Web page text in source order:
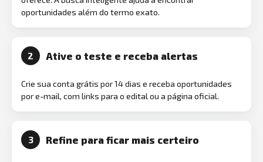
oportunidades além do termo exato.
2 Ative o teste e receba alertas
Crie sua conta grátis por 14 dias e receba oportunidades
por e-mail, com links para o edital ou a página oficial.
3 Refine para ficar mais certeiro